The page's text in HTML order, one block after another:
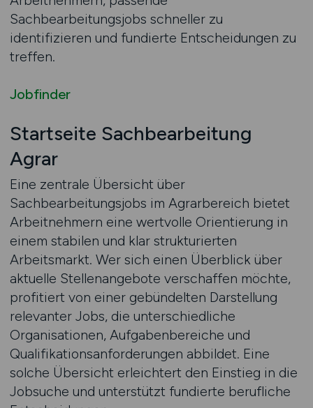
Sachbearbeitungsjobs schneller zu
identifizieren und fundierte Entscheidungen zu
treffen.
Jobfinder
Startseite Sachbearbeitung
Agrar
Eine zentrale Übersicht über
Sachbearbeitungsjobs im Agrarbereich bietet
Arbeitnehmern eine wertvolle Orientierung in
einem stabilen und klar strukturierten
Arbeitsmarkt. Wer sich einen Überblick über
aktuelle Stellenangebote verschaffen möchte,
profitiert von einer gebündelten Darstellung
relevanter Jobs, die unterschiedliche
Organisationen, Aufgabenbereiche und
Qualifikationsanforderungen abbildet. Eine
solche Übersicht erleichtert den Einstieg in die
Jobsuche und unterstützt fundierte berufliche